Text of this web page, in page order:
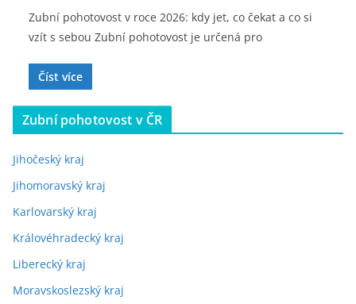
Zubní pohotovost v roce 2026: kdy jet, co čekat a co si
vzít s sebou Zubní pohotovost je určená pro
Číst více
Zubní pohotovost v ČR
Jihočeský kraj
Jihomoravský kraj
Karlovarský kraj
Královéhradecký kraj
Liberecký kraj
Moravskoslezský kraj